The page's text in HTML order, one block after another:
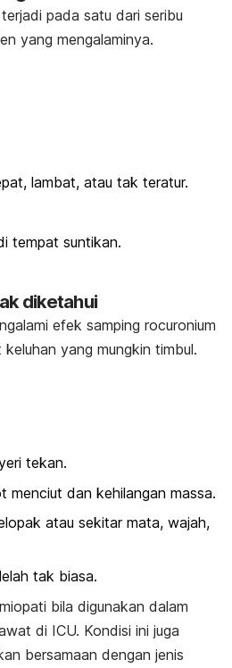
pada satu dari seribu
yang mengalaminya.
lambat, atau tak teratur.
tempat suntikan.
diketahui
efek samping rocuronium
yang mungkin timbul.
tekan.
menciut dan kehilangan massa.
atau sekitar mata, wajah,
tak biasa.
bila digunakan dalam
di ICU. Kondisi ini juga
bersamaan dengan jenis